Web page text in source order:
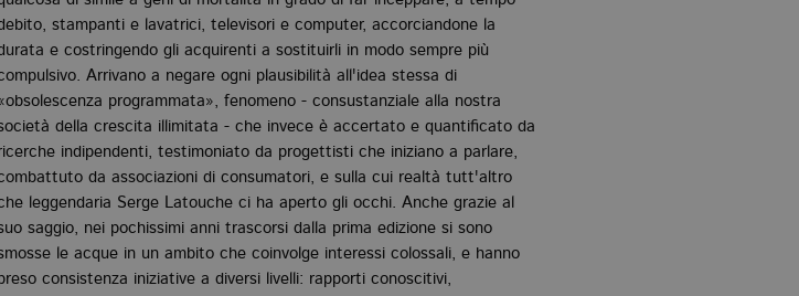
stampanti e lavatrici, televisori e computer, accorciandone la
e costringendo gli acquirenti a sostituirli in modo sempre più
Arrivano a negare ogni plausibilità all'idea stessa di
programmata», fenomeno - consustanziale alla nostra
della crescita illimitata - che invece è accertato e quantificato da
indipendenti, testimoniato da progettisti che iniziano a parlare,
da associazioni di consumatori, e sulla cui realtà tutt'altro
leggendaria Serge Latouche ci ha aperto gli occhi. Anche grazie al
saggio, nei pochissimi anni trascorsi dalla prima edizione si sono
le acque in un ambito che coinvolge interessi colossali, e hanno
consistenza iniziative a diversi livelli: rapporti conoscitivi,